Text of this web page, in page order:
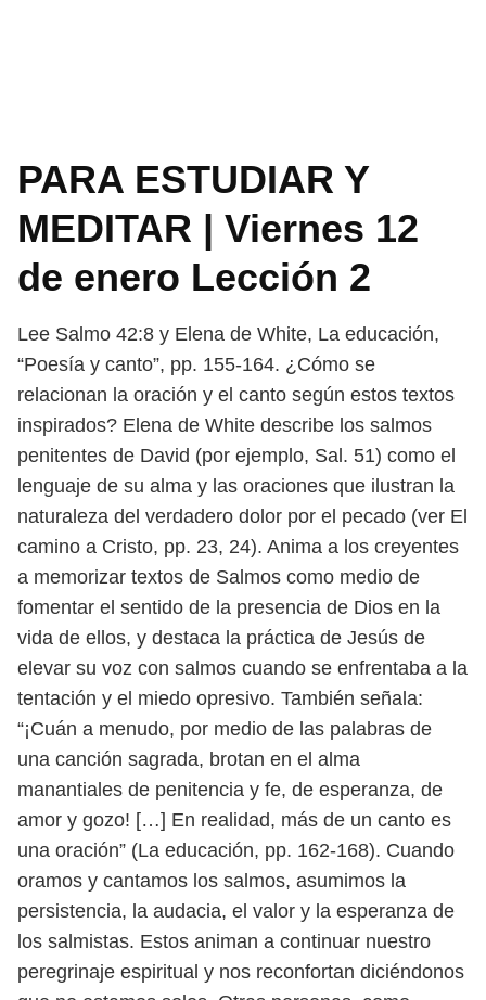
PARA ESTUDIAR Y
MEDITAR | Viernes 12
de enero Lección 2
Lee Salmo 42:8 y Elena de White, La educación,
“Poesía y canto”, pp. 155-164. ¿Cómo se
relacionan la oración y el canto según estos textos
inspirados? Elena de White describe los salmos
penitentes de David (por ejemplo, Sal. 51) como el
lenguaje de su alma y las oraciones que ilustran la
naturaleza del verdadero dolor por el pecado (ver El
camino a Cristo, pp. 23, 24). Anima a los creyentes
a memorizar textos de Salmos como medio de
fomentar el sentido de la presencia de Dios en la
vida de ellos, y destaca la práctica de Jesús de
elevar su voz con salmos cuando se enfrentaba a la
tentación y el miedo opresivo. También señala:
“¡Cuán a menudo, por medio de las palabras de
una canción sagrada, brotan en el alma
manantiales de penitencia y fe, de esperanza, de
amor y gozo! […] En realidad, más de un canto es
una oración” (La educación, pp. 162-168). Cuando
oramos y cantamos los salmos, asumimos la
persistencia, la audacia, el valor y la esperanza de
los salmistas. Estos animan a continuar nuestro
peregrinaje espiritual y nos reconfortan diciéndonos